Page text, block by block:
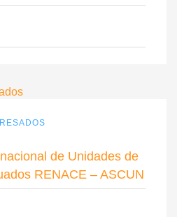
de Unidades de
RENACE – ASCUN